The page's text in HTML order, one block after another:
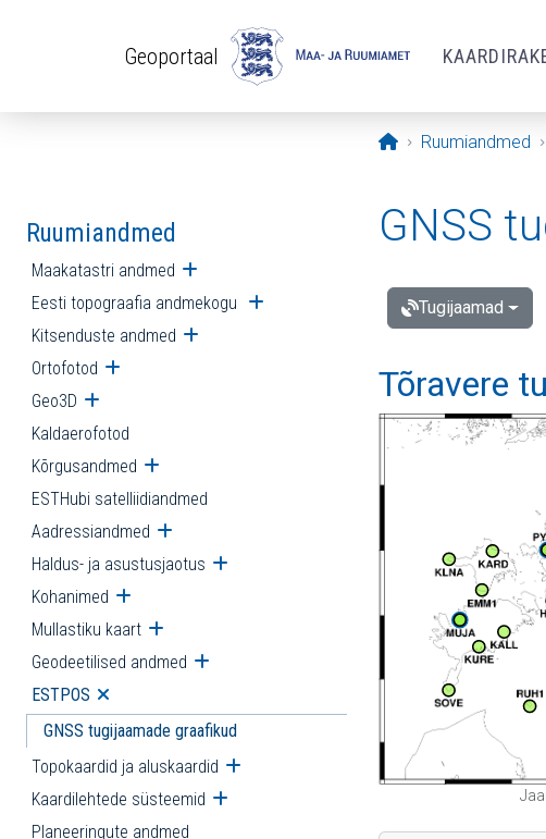
Geoportaal
Avaleht
Ruumiandmed
Ruumiandmed
Maakatastri andmed Ava alammenüü
Eesti topograafia andmekogu Ava alammenüü
Kitsenduste andmed Ava alammenüü
Ortofotod Ava alammenüü
Geo3D Ava alammenüü
Kaldaerofotod
Kõrgusandmed Ava alammenüü
ESTHubi satelliidiandmed
Aadressiandmed Ava alammenüü
Haldus- ja asustusjaotus Ava alammenüü
Kohanimed Ava alammenüü
Mullastiku kaart Ava alammenüü
Geodeetilised andmed Ava alammenüü
ESTPOS Ava alammenüü
GNSS tugijaamade graafikud
Topokaardid ja aluskaardid Ava alammenüü
Kaardilehtede süsteemid Ava alammenüü
Planeeringute andmed
GNSS
Tugijaamad
Tõravere